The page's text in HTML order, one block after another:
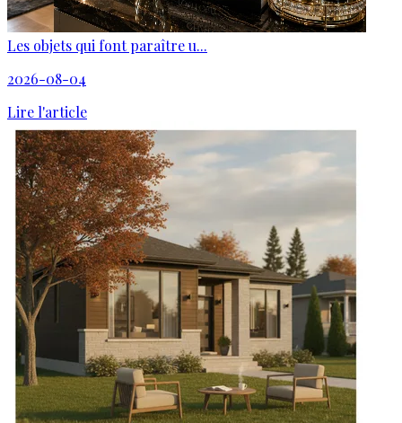
Les objets qui font paraître u...
2026-08-04
Lire l'article